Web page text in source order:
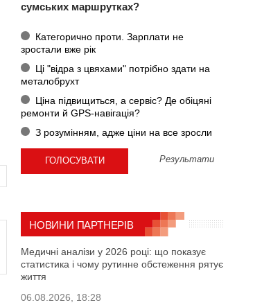
сумських маршрутках?
Категорично проти. Зарплати не
зростали вже рік
Ці "відра з цвяхами" потрібно здати на
металобрухт
Ціна підвищиться, а сервіс? Де обіцяні
ремонти й GPS-навігація?
З розумінням, адже ціни на все зросли
Результати
НОВИНИ ПАРТНЕРІВ
Медичні аналізи у 2026 році: що показує
статистика і чому рутинне обстеження рятує
життя
06.08.2026, 18:28